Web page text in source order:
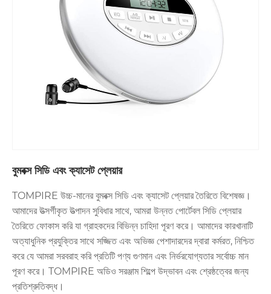
বুমবক্স সিডি এবং ক্যাসেট প্লেয়ার
TOMPIRE উচ্চ-মানের বুমবক্স সিডি এবং ক্যাসেট প্লেয়ার তৈরিতে বিশেষজ্ঞ।
আমাদের উত্সর্গীকৃত উত্পাদন সুবিধার সাথে, আমরা উন্নত পোর্টেবল সিডি প্লেয়ার
তৈরিতে ফোকাস করি যা গ্রাহকদের বিভিন্ন চাহিদা পূরণ করে। আমাদের কারখানাটি
অত্যাধুনিক প্রযুক্তির সাথে সজ্জিত এবং অভিজ্ঞ পেশাদারদের দ্বারা কর্মরত, নিশ্চিত
করে যে আমরা সরবরাহ করি প্রতিটি পণ্য গুণমান এবং নির্ভরযোগ্যতার সর্বোচ্চ মান
পূরণ করে। TOMPIRE অডিও সরঞ্জাম শিল্পে উদ্ভাবন এবং শ্রেষ্ঠত্বের জন্য
প্রতিশ্রুতিবদ্ধ।